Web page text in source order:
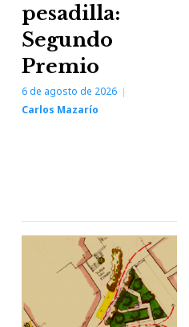
pesadilla:
Segundo
Premio
6 de agosto de 2026
Carlos Mazarío